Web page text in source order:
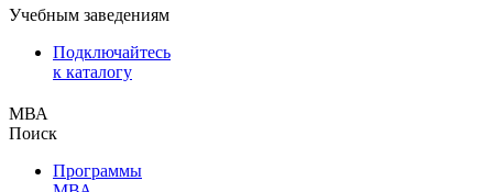
Учебным заведениям
Подключайтесь
к каталогу
МВА
Поиск
Программы